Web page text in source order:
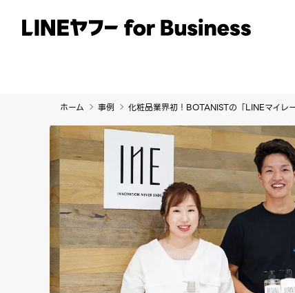
サービス 事例 イベント・セミナー
ホーム 事例 化粧品業界初！BOTANISTの「LINEマイレ